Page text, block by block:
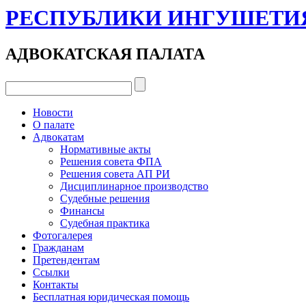
РЕСПУБЛИКИ
АДВОКАТСКАЯ ПАЛАТА
Новости
О палате
Адвокатам
Нормативные акты
Решения совета ФПА
Решения совета АП РИ
Дисциплинарное производство
Судебные решения
Финансы
Судебная практика
Фотогалерея
Гражданам
Претендентам
Ссылки
Контакты
Бесплатная юридическая помощь